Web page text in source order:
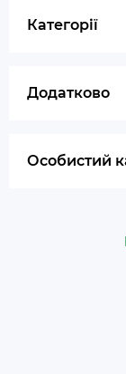
Категорії
Додатково
Особистий